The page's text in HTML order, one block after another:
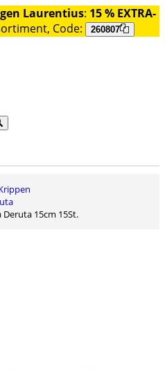
Laurentius: 15 % EXTRA-
Code: 260807
Krippen
Deruta 15cm 15St.